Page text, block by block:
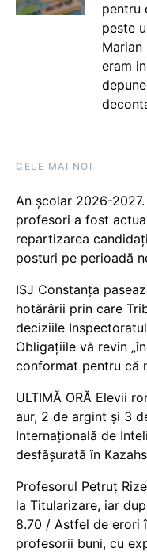
pentru
peste
Marian
eram
CELE MAI NOI
An școlar 2026-
profesori a fost
repartizarea
posturi pe perioadă
ISJ Constanța
hotărârii prin care
deciziile
Obligațiile vă revin
conformat pentru că
ULTIMĂ ORĂ Elevii
aur, 2 de argint și 3
Internațională de
desfășurată în
Profesorul Petruț
la Titularizare, iar
8.70 / Astfel de erori
profesorii buni, cu